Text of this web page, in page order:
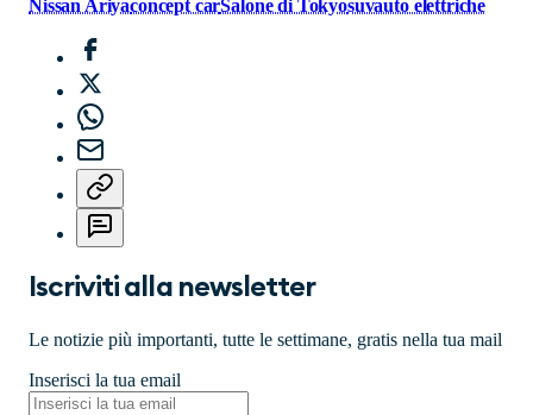
Nissan Ariyaconcept carSalone di Tokyosuvauto elettriche
Iscriviti alla newsletter
Le notizie più importanti, tutte le settimane, gratis nella tua mail
Inserisci la tua email